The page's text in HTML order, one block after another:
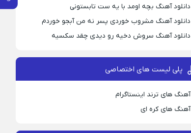
دانلود آهنگ بچه اومد با یه ست تابستونی
دانلود آهنگ مشروب خوردی پسر نه من آبجو خوردم
دانلود آهنگ سروش دخیه رو دیدی چقد سکسیه
پلی لیست های اختصاصی
آهنگ های ترند اینستاگرام
آهنگ های کره ای